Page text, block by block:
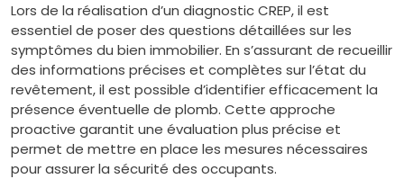
Lors de la réalisation d’un diagnostic CREP, il est
essentiel de poser des questions détaillées sur les
symptômes du bien immobilier. En s’assurant de recueillir
des informations précises et complètes sur l’état du
revêtement, il est possible d’identifier efficacement la
présence éventuelle de plomb. Cette approche
proactive garantit une évaluation plus précise et
permet de mettre en place les mesures nécessaires
pour assurer la sécurité des occupants.